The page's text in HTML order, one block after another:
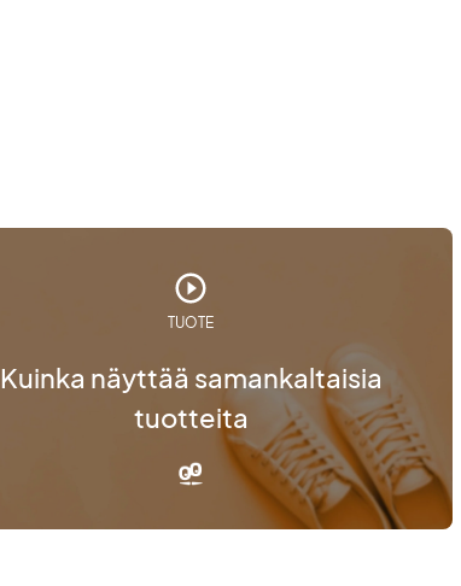
TUOTE
Kuinka näyttää samankaltaisia
tuotteita